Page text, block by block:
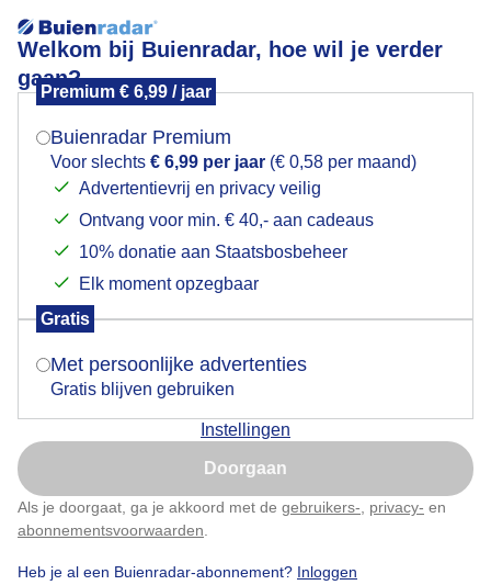
Welkom bij Buienradar, hoe wil je verder
gaan?
Premium € 6,99 / jaar
Buienradar Premium
Voor slechts € 6,99 per jaar (€ 0,58 per maand)
Advertentievrij en privacy veilig
Ontvang voor min. € 40,- aan cadeaus
10% donatie aan Staatsbosbeheer
Elk moment opzegbaar
Gratis
Met persoonlijke advertenties
Gratis blijven gebruiken
Instellingen
Doorgaan
Als je doorgaat, ga je akkoord met de gebruikers- privacy- en
abonnementsvoorwaarden
Heb je al een Buienradar-abonnement? Inloggen
Prachtige Hollandse luchten.
Vanmiddag boven Hilversum.
Mogen we je locatie gebruiken voor het
Indien je hier nog geen akkoord op hebt gegeven,
verschijnt er zo een pop-up uit je browser waarin
Is goed, toon de popup
Nu niet, misschien later
Klik hierom dit aan te passen